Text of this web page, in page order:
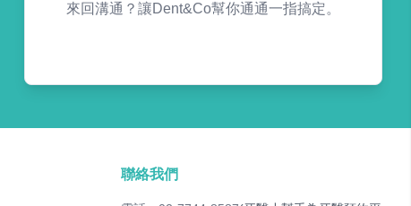
來回溝通？讓Dent&Co幫你通通一指搞定。
聯絡我們